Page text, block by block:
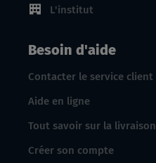
L'institut
Besoin d'aide
Contacter le service client
Aide en ligne
Tout savoir sur la livraison
Créer son compte